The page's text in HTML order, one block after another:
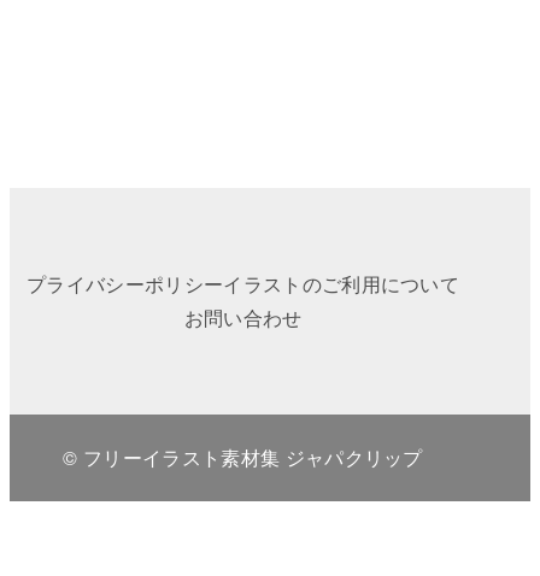
プライバシーポリシーイラストのご利用について
お問い合わせ
© フリーイラスト素材集 ジャパクリップ